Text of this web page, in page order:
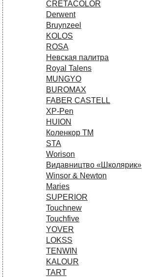
CRETACOLOR
Derwent
Bruynzeel
KOLOS
ROSA
Невская палитра
Royal Talens
MUNGYO
BUROMAX
FABER CASTELL
XP-Pen
HUION
Коленкор ТМ
STA
Worison
Видавництво «Школярик»
Winsor & Newton
Maries
SUPERIOR
Touchnew
Touchfive
YOVER
LOKSS
TENWIN
KALOUR
TART